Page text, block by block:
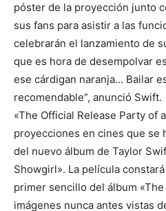
póster de la proyección junto
sus fans para asistir a las
celebrarán el lanzamiento de
que es hora de desempolvar
ese cárdigan naranja… Bailar
recomendable”, anunció Swift.
«The Official Release Party of
proyecciones en cines que se
del nuevo álbum de Taylor
Showgirl». La película
primer sencillo del álbum «The
imágenes nunca antes vistas